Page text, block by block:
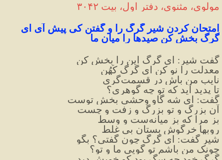
مولوی، مثنوی، دفتر اول، بیت ۳۰۴۲
گرگ بخش کن صیدها را میان ما
گفت شیر: ای گرگ این را بخش کن
معدلت را نو کن ای گرگ کُهُن
نایب من باش در قسمت‌گری
تا پدید آید که تو چه گوهری؟
گفت: ای شه گاو وحشی بخش توست
آن بزرگ و تو بزرگ و زفت و چست
بز مرا که بز میانه‌ست و وسط
روبها خرگوش بستان بی غلط
شیر گفت: ای گرگ چون گفتی؟ بگو
چونک من باشم تو گویی ما و تو؟